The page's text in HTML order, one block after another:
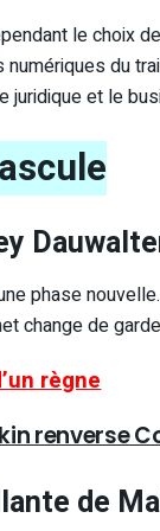
le choix
du
juridique et le
phase
change de
règne
renverse
de